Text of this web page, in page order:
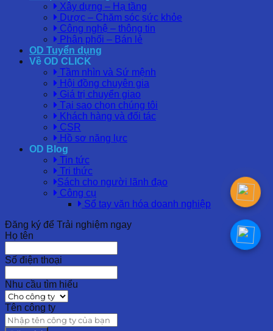
Xây dựng – Hạ tầng
Dược – Chăm sóc sức khỏe
Công nghệ – thông tin
Phân phối – Bán lẻ
OD Tuyển dụng
Về OD CLICK
Tầm nhìn và Sứ mệnh
Hội đồng chuyên gia
Giá trị chuyển giao
Tại sao chọn chúng tôi
Khách hàng và đối tác
CSR
Hồ sơ năng lực
OD Blog
Tin tức
Tri thức
Sách cho người lãnh đạo
Công cụ
Sổ tay văn hóa doanh nghiệp
Đăng ký để Trải nghiệm ngay
Họ tên
Số điện thoại
Nhu cầu tìm hiểu
Tên công ty